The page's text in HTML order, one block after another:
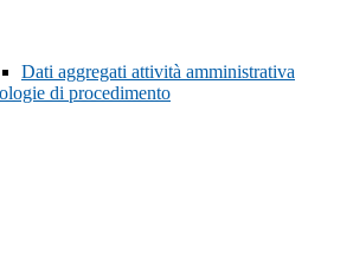
Dati aggregati attività amministrativa
di procedimento